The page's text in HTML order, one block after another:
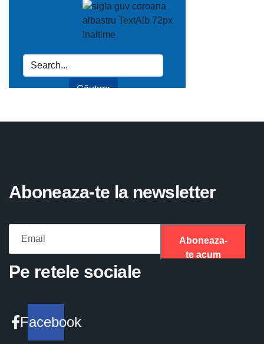
Aboneaza-te la newsletter
Aboneaza-
te acum
Pe retele sociale
Facebook